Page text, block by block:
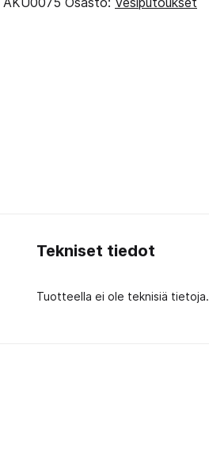
Tekniset tiedot
Tuotteella ei ole teknisiä tietoja.